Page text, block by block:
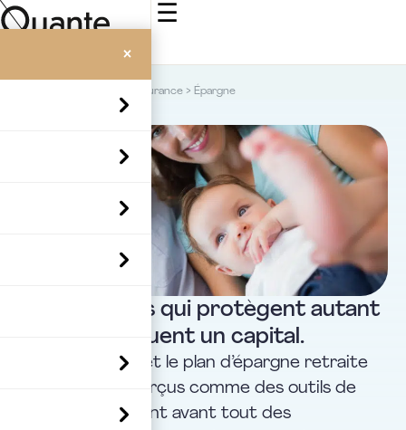
☰
×
Courtage en assurance > Épargne
Des contrats qui protègent autant
qu'ils constituent un capital.
L’assurance-vie et le plan d’épargne retraite
sont souvent perçus comme des outils de
placement. Ils sont avant tout des